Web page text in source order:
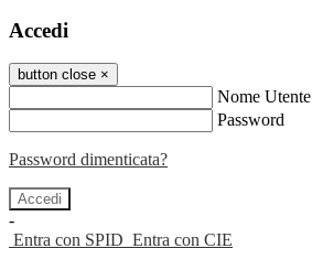
Accedi
button close ×
Nome Utente
Password
Password dimenticata?
-
Entra con SPID Entra con CIE